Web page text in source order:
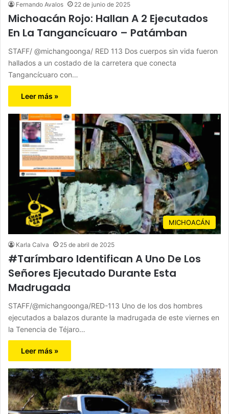
Fernando Avalos 22 de junio de 2025
Michoacán Rojo: Hallan A 2 Ejecutados
En La Tangancícuaro – Patámban
STAFF/ @michangoonga/ RED 113 Dos cuerpos sin vida fueron
hallados a un costado de la carretera que conecta
Tangancícuaro con…
Leer más »
MICHOACÁN
Karla Calva 25 de abril de 2025
#Tarímbaro Identifican A Uno De Los
Señores Ejecutado Durante Esta
Madrugada
STAFF/@michangoonga/RED-113 Uno de los dos hombres
ejecutados a balazos durante la madrugada de este viernes en
la Tenencia de Téjaro…
Leer más »